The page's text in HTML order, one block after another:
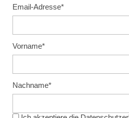
Email-Adresse*
Vorname*
Nachname*